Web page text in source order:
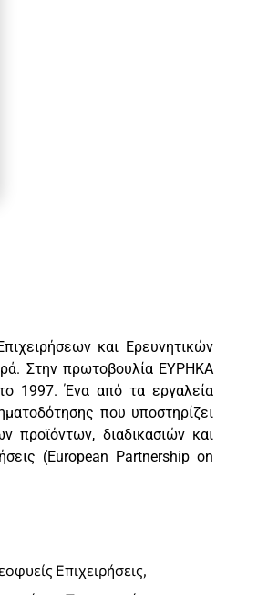
και Ερευνητικών
Στην πρωτοβουλία ΕΥΡΗΚΑ
1997. Ένα από τα εργαλεία
που υποστηρίζει
προϊόντων, διαδικασιών και
(European Partnership on
Επιχειρήσεις,